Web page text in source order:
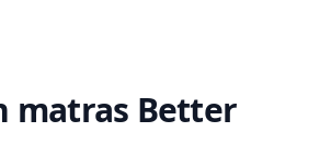
matras Better